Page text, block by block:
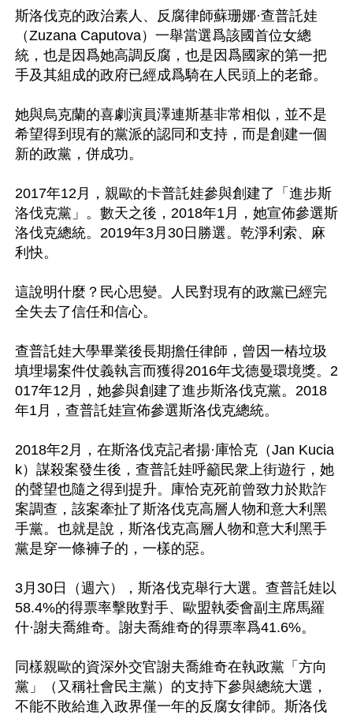
斯洛伐克的政治素人、反腐律師蘇珊娜·查普託娃
（Zuzana Caputova）一舉當選爲該國首位女總
統，也是因爲她高調反腐，也是因爲國家的第一把
手及其組成的政府已經成爲騎在人民頭上的老爺。
她與烏克蘭的喜劇演員澤連斯基非常相似，並不是
希望得到現有的黨派的認同和支持，而是創建一個
新的政黨，併成功。
2017年12月，親歐的卡普託娃參與創建了「進步斯
洛伐克黨」。數天之後，2018年1月，她宣佈參選斯
洛伐克總統。2019年3月30日勝選。乾淨利索、麻
利快。
這說明什麼？民心思變。人民對現有的政黨已經完
全失去了信任和信心。
查普託娃大學畢業後長期擔任律師，曾因一樁垃圾
填埋場案件仗義執言而獲得2016年戈德曼環境獎。2
017年12月，她參與創建了進步斯洛伐克黨。2018
年1月，查普託娃宣佈參選斯洛伐克總統。
2018年2月，在斯洛伐克記者揚·庫恰克（Jan Kucia
k）謀殺案發生後，查普託娃呼籲民衆上街遊行，她
的聲望也隨之得到提升。庫恰克死前曾致力於欺詐
案調查，該案牽扯了斯洛伐克高層人物和意大利黑
手黨。也就是說，斯洛伐克高層人物和意大利黑手
黨是穿一條褲子的，一樣的惡。
3月30日（週六），斯洛伐克舉行大選。查普託娃以
58.4%的得票率擊敗對手、歐盟執委會副主席馬羅
什·謝夫喬維奇。謝夫喬維奇的得票率爲41.6%。
同樣親歐的資深外交官謝夫喬維奇在執政黨「方向
黨」（又稱社會民主黨）的支持下參與總統大選，
不能不敗給進入政界僅一年的反腐女律師。斯洛伐